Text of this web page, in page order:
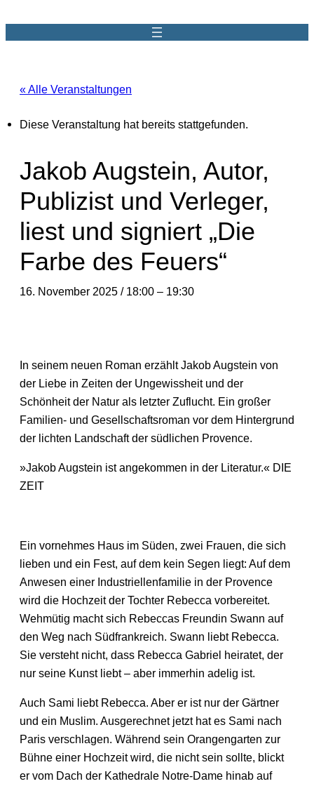
« Alle Veranstaltungen
Diese Veranstaltung hat bereits stattgefunden.
Jakob Augstein, Autor,
Publizist und Verleger,
liest und signiert „Die
Farbe des Feuers“
16. November 2025 / 18:00 – 19:30
In seinem neuen Roman erzählt Jakob Augstein von
der Liebe in Zeiten der Ungewissheit und der
Schönheit der Natur als letzter Zuflucht. Ein großer
Familien- und Gesellschaftsroman vor dem Hintergrund
der lichten Landschaft der südlichen Provence.
»Jakob Augstein ist angekommen in der Literatur.« DIE
ZEIT
Ein vornehmes Haus im Süden, zwei Frauen, die sich
lieben und ein Fest, auf dem kein Segen liegt: Auf dem
Anwesen einer Industriellenfamilie in der Provence
wird die Hochzeit der Tochter Rebecca vorbereitet.
Wehmütig macht sich Rebeccas Freundin Swann auf
den Weg nach Südfrankreich. Swann liebt Rebecca.
Sie versteht nicht, dass Rebecca Gabriel heiratet, der
nur seine Kunst liebt – aber immerhin adelig ist.
Auch Sami liebt Rebecca. Aber er ist nur der Gärtner
und ein Muslim. Ausgerechnet jetzt hat es Sami nach
Paris verschlagen. Während sein Orangengarten zur
Bühne einer Hochzeit wird, die nicht sein sollte, blickt
er vom Dach der Kathedrale Notre-Dame hinab auf